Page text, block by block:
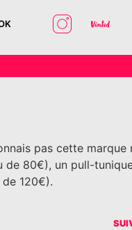
pas cette marque
de 80€), un pull-
120€).